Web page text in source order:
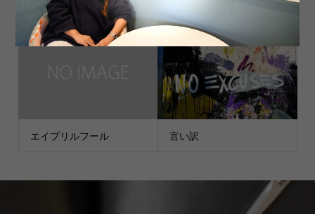
どこを見るか？ 7 January, 2020 21:05
エイプリルフール 言い訳